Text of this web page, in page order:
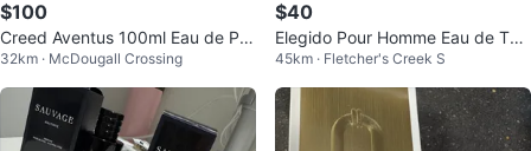
$100
Creed Aventus 100ml Eau de Par
fum
32km · McDougall Crossing
$40
Elegido Pour Homme Eau de Toil
ette 100ml
45km · Fletcher's Creek S